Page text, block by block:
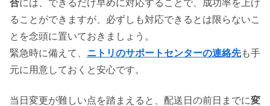
合には、できるだけ早めに対応することで、成功率を上げ
ることができますが、必ずしも対応できるとは限らないこ
とを念頭に置いておきましょう。
緊急時に備えて、 ニトリのサポートセンターの連絡先も手
元に用意しておくと安心です。
当日変更が難しい点を踏まえると、配送日の前日までに変